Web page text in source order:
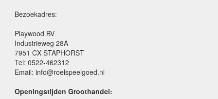
Bezoekadres:
Playwood BV
Industrieweg 28A
7951 CX STAPHORST
Tel: 0522-462312
Email: info@roelspeelgoed.nl
Openingstijden Groothandel: